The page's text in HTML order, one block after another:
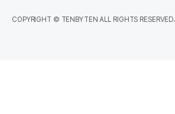
COPYRIGHT © TENBYTEN ALL RIGHTS RESERVED.